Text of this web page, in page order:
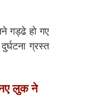
गड्ढे हो गए
ग्रस्त
लुक ने